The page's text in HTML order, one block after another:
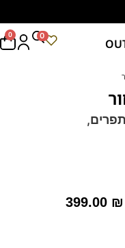
0 0
בן 399.00 ₪